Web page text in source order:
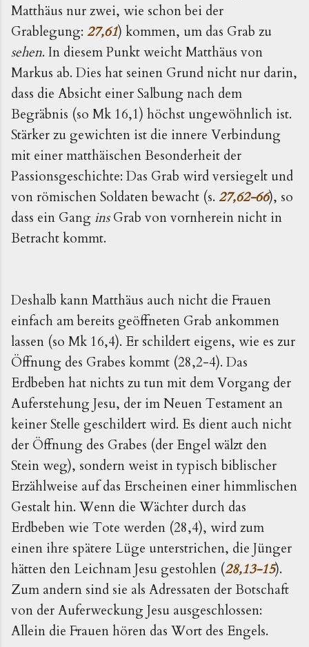
Matthäus nur zwei, wie schon bei der
Grablegung: 27,61) kommen, um das Grab zu
sehen. In diesem Punkt weicht Matthäus von
Markus ab. Dies hat seinen Grund nicht nur darin,
dass die Absicht einer Salbung nach dem
Begräbnis (so Mk 16,1) höchst ungewöhnlich ist.
Stärker zu gewichten ist die innere Verbindung
mit einer matthäischen Besonderheit der
Passionsgeschichte: Das Grab wird versiegelt und
von römischen Soldaten bewacht (s. 27,62-66), so
dass ein Gang insGrab von vornherein nicht in
Betracht kommt.
Deshalb kann Matthäus auch nicht die Frauen
einfach am bereits geöffneten Grab ankommen
lassen (so Mk 16,4). Er schildert eigens, wie es zur
Öffnung des Grabes kommt (28,2-4). Das
Erdbeben hat nichts zu tun mit dem Vorgang der
Auferstehung Jesu, der im Neuen Testament an
keiner Stelle geschildert wird. Es dient auch nicht
der Öffnung des Grabes (der Engel wälzt den
Stein weg), sondern weist in typisch biblischer
Erzählweise auf das Erscheinen einer himmlischen
Gestalt hin. Wenn die Wächter durch das
Erdbeben wie Tote werden (28,4), wird zum
einen ihre spätere Lüge unterstrichen, die Jünger
hätten den Leichnam Jesu gestohlen (28,13-15).
Zum andern sind sie als Adressaten der Botschaft
von der Auferweckung Jesu ausgeschlossen:
Allein die Frauen hören das Wort des Engels.